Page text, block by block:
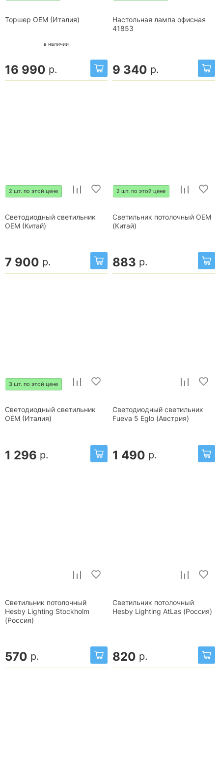
Торшер OEM (Италия)
в наличии
16 990 р.
Настольная лампа офисная
41853
9 340 р.
2 шт. по этой цене
Светодиодный светильник
OEM (Китай)
7 900 р.
2 шт. по этой цене
Светильник потолочный OEM
(Китай)
883 р.
3 шт. по этой цене
Светодиодный светильник
OEM (Италия)
1 296 р.
Светодиодный светильник
Fueva 5 Eglo (Австрия)
1 490 р.
Светильник потолочный
Hesby Lighting Stockholm
(Россия)
570 р.
Светильник потолочный
Hesby Lighting AtLas (Россия)
820 р.